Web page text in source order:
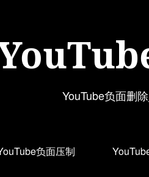
YouTube负面删
负面压制